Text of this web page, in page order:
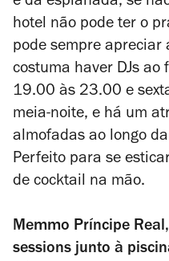
hotel não pode ter o
pode sempre apreciar
costuma haver DJs
19.00 às 23.00 e
meia-noite, e há um
almofadas ao longo
Perfeito para se
de cocktail na mão.
Memmo Príncipe
sessions junto à